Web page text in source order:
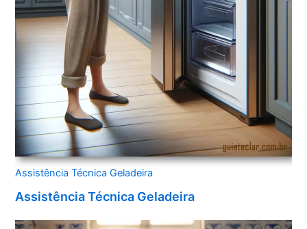
Assistência Técnica Geladeira
Assistência Técnica Geladeira